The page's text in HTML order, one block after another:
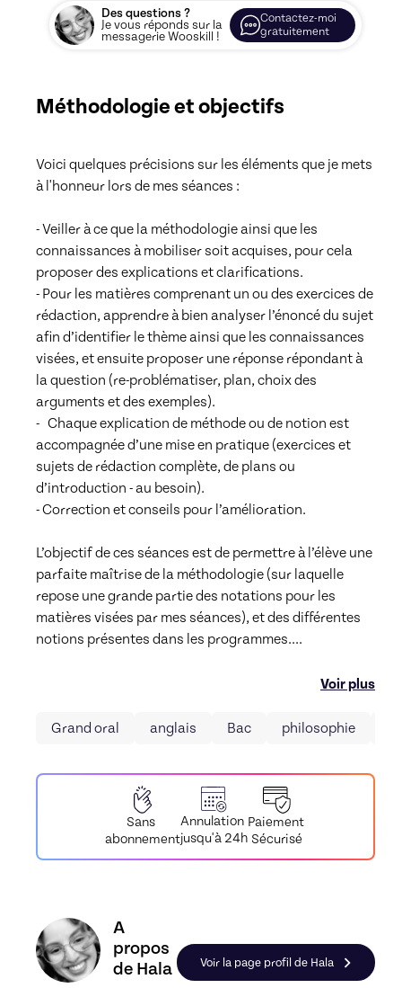
Des questions ?
Je vous réponds sur la
messagerie Wooskill !
Contactez-moi
gratuitement
Méthodologie et objectifs
Voici quelques précisions sur les éléments que je mets
à l'honneur lors de mes séances :
- Veiller à ce que la méthodologie ainsi que les
connaissances à mobiliser soit acquises, pour cela
proposer des explications et clarifications.
- Pour les matières comprenant un ou des exercices de
rédaction, apprendre à bien analyser l’énoncé du sujet
afin d’identifier le thème ainsi que les connaissances
visées, et ensuite proposer une réponse répondant à
la question (re-problématiser, plan, choix des
arguments et des exemples).
-   Chaque explication de méthode ou de notion est
accompagnée d’une mise en pratique (exercices et
sujets de rédaction complète, de plans ou
d’introduction - au besoin).
- Correction et conseils pour l’amélioration.
L’objectif de ces séances est de permettre à l’élève une
parfaite maîtrise de la méthodologie (sur laquelle
repose une grande partie des notations pour les
matières visées par mes séances), et des différentes
notions présentes dans les programmes....
Voir plus
Grand oral anglais Bac philosophie
Sans
abonnement
Annulation
jusqu'à 24h
Paiement
Sécurisé
Découvrez le profil de Hala, Skiller en
A
propos
de Hala
Voir la page profil de Hala